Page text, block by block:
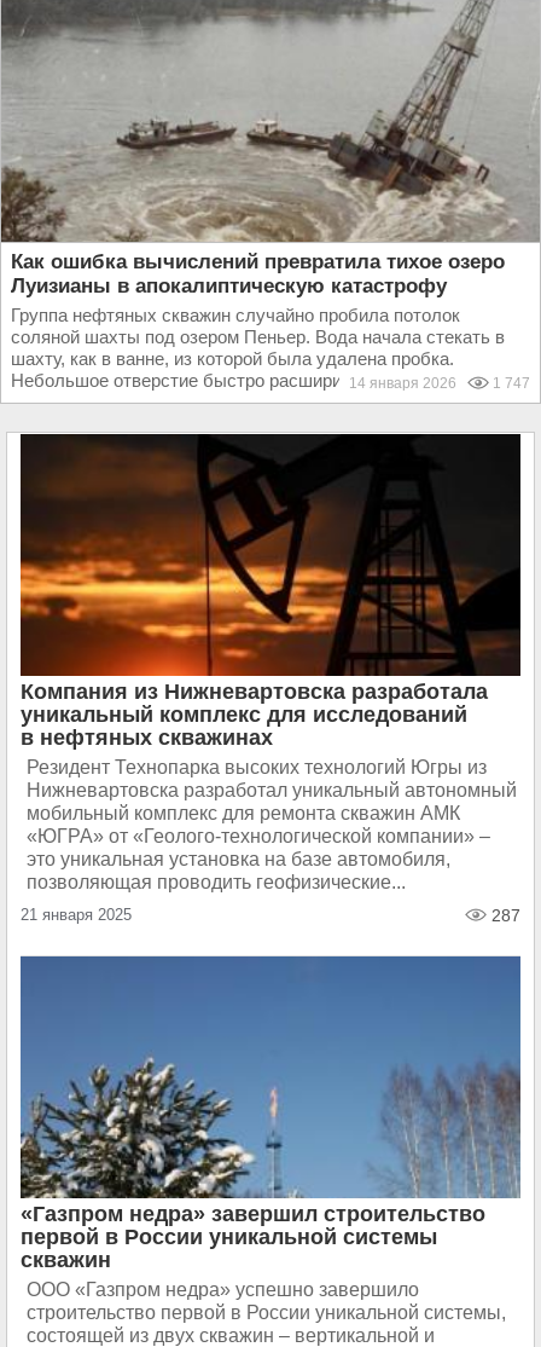
Как ошибка вычислений превратила тихое озеро
Луизианы в апокалиптическую катастрофу
Группа нефтяных скважин случайно пробила потолок
соляной шахты под озером Пеньер. Вода начала стекать в
шахту, как в ванне, из которой была удалена пробка.
Небольшое отверстие быстро расширилось, проглотив...
14 января 2026 1 747
Компания из Нижневартовска разработала
уникальный комплекс для исследований
в нефтяных скважинах
Резидент Технопарка высоких технологий Югры из
Нижневартовска разработал уникальный автономный
мобильный комплекс для ремонта скважин АМК
«ЮГРА» от «Геолого-технологической компании» –
это уникальная установка на базе автомобиля,
позволяющая проводить геофизические...
21 января 2025 287
«Газпром недра» завершил строительство
первой в России уникальной системы
скважин
ООО «Газпром недра» успешно завершило
строительство первой в России уникальной системы,
состоящей из двух скважин – вертикальной и